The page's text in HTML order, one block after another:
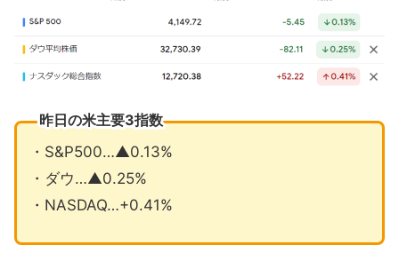
昨日の米主要3指数
・S&P500…▲0.13%
・ダウ…▲0.25%
・NASDAQ…+0.41%